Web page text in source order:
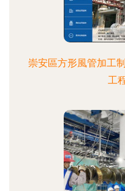
崇安區方形風管加工
工